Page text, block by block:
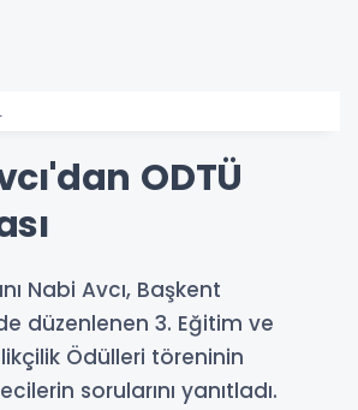
ODTÜ
Nabi Avcı, Başkent
düzenlenen 3. Eğitim ve
Ödülleri töreninin
sorularını yanıtladı.